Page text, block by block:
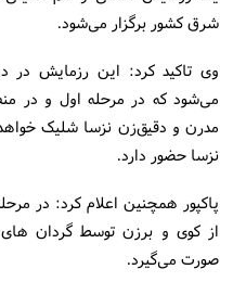
شرق کشور برگزار می‌شود.
وی تاکید کرد: این رزمایش در
می‌شود که در مرحله اول و در
مدرن و دقیق‌زن نزسا شلیک
نزسا حضور دارد.
پاکپور همچنین اعلام کرد: در
از کوی و برزن توسط گردان
صورت می‌گیرد.